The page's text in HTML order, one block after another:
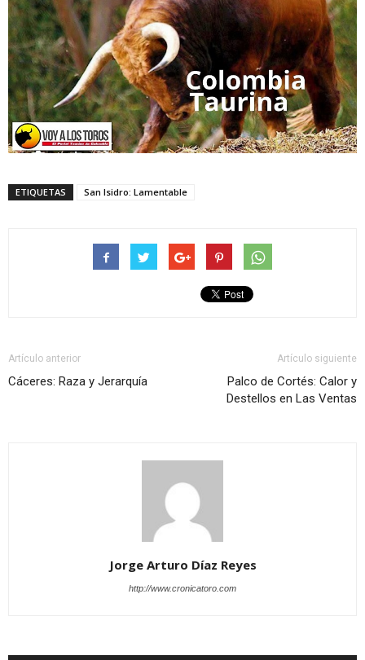
ETIQUETAS San Isidro: Lamentable
Artículo anterior
Cáceres: Raza y Jerarquía
Artículo siguiente
Palco de Cortés: Calor y
Destellos en Las Ventas
Jorge Arturo Díaz Reyes
http://www.cronicatoro.com